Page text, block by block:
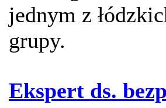
jednym z
grupy.
Ekspert ds.